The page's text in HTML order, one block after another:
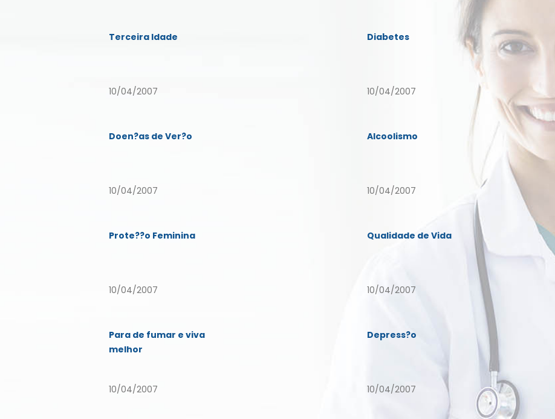
Terceira Idade
10/04/2007
Diabetes
10/04/2007
Doen?as de Ver?o
10/04/2007
Alcoolismo
10/04/2007
Prote??o Feminina
10/04/2007
Qualidade de Vida
10/04/2007
Para de fumar e viva
melhor
10/04/2007
Depress?o
10/04/2007